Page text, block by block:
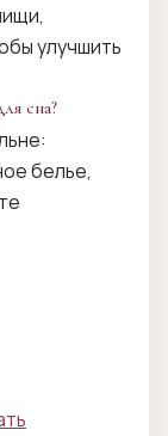
улучшить
сна?
белье,